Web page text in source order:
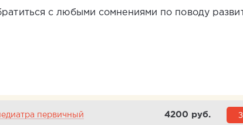
с любыми сомнениями по поводу
первичный 4200 pуб.